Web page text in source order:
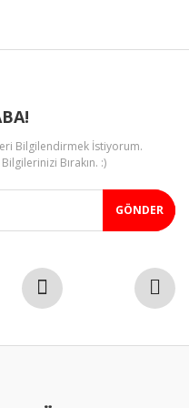
Bilgilendirmek İstiyorum.
Bırakın. :)
GÖNDER